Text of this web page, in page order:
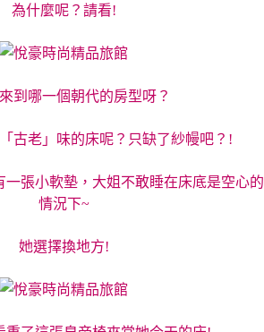
為什麼呢？請看!
到哪一個朝代的房型呀？
古老」味的床呢？只缺了紗幔吧？!
一張小軟墊，大姐不敢睡在床底是空心的
情況下~
她選擇換地方!